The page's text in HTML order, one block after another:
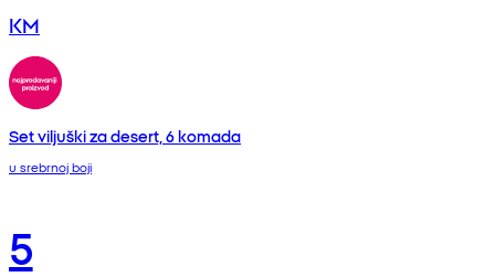
KM
Set viljuški za desert, 6 komada
u srebrnoj boji
5